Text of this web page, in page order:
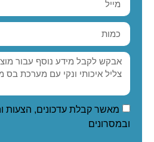
מאשר קבלת עדכונים, הצעות
ובמסרונים